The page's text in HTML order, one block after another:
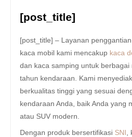
[post_title]
[post_title] – Layanan
kaca mobil kami mencakup kaca
dan kaca samping untuk berbagai
tahun kendaraan. Kami
berkualitas tinggi yang sesuai
kendaraan Anda, baik Anda yang
atau SUV modern.
Dengan produk bersertifikasi SNI